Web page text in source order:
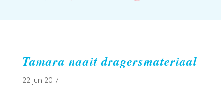
Tamara naait dragersmateriaal
22 jun 2017